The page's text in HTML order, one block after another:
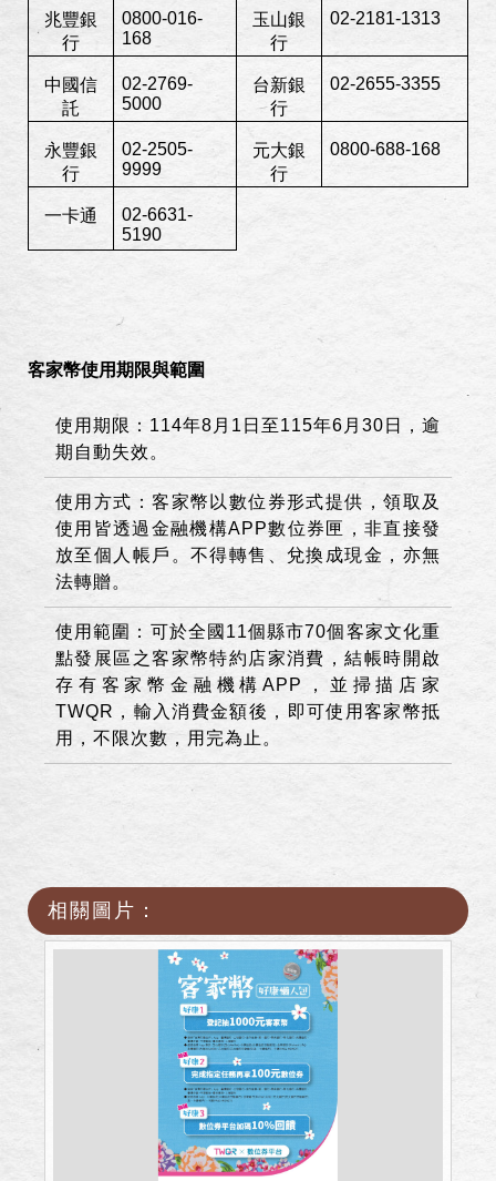
兆豐銀
行
0800-016-
168
玉山銀
行
02-2181-1313
中國信
託
02-2769-
5000
台新銀
行
02-2655-3355
永豐銀
行
02-2505-
9999
元大銀
行
0800-688-168
一卡通
02-6631-
5190
客家幣使用期限與範圍
使用期限： 114年8 月 1 日至115年6 月 30 日，逾
期自動失效。
使用方式：客家幣以數位券形式提供，領取及
使用皆透過金融機構APP數位券匣，非直接發
放至個人帳戶。不得轉售、兌換成現金，亦無
法轉贈。
使用範圍：可於全國 11個縣市70個客家文化重
點發展區之客家幣特約店家消費，結帳時開啟
存有客家幣金融機構APP
，並掃描店家
TWQR ，輸入消費金額後，即可使用客家幣抵
用，不限次數，用完為止。
相關圖片：